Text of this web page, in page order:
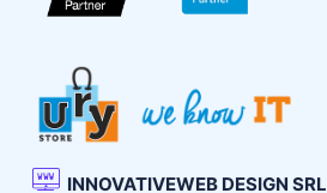
INNOVATIVEWEB DESIGN SRL